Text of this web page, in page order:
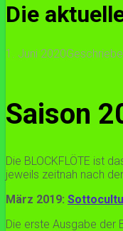
Die
1. Juni 2020
Saison
Die BLOCKFLÖTE ist
jeweils zeitnah nach
März 2019:
Die erste Ausgabe der